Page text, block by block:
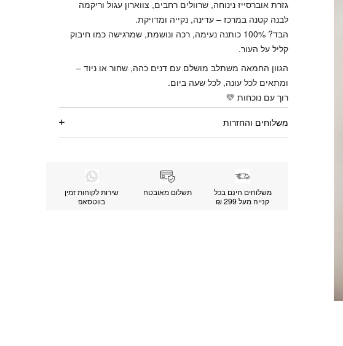
גזרת אוברסייז נינוחה, שרוולים רחבים, צווארון עגול וריקמה
לבנה קטנה במרכז – עדינה, נקייה ומדויקת.
הבד? 100% כותנה נעימה, רכה ונושמת, שמרגישה כמו חיבוק
קליל על העור.
הגוון החמאה משתלב מושלם עם דנים כהה, שחור או ניוד –
ומתאים לכל עונה, לכל שעה ביום.
רוך עם נוכחות 💛
משלוחים והחזרות
משלוחים חינם בכל
קנייה מעל 299 ₪
תשלום מאובטח
שירות לקוחות זמין
בווטסאפ